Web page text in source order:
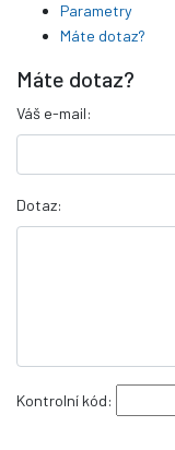
Parametry
Máte dotaz?
Máte dotaz?
Váš e-mail:
Dotaz:
Kontrolní kód: